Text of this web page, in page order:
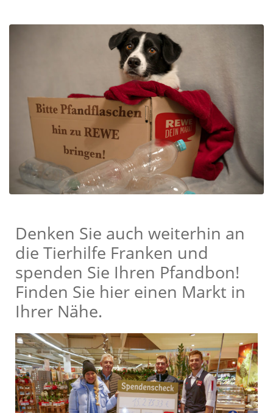
Denken Sie auch weiterhin an
die Tierhilfe Franken und
spenden Sie Ihren Pfandbon!
Finden Sie hier einen Markt in
Ihrer Nähe.